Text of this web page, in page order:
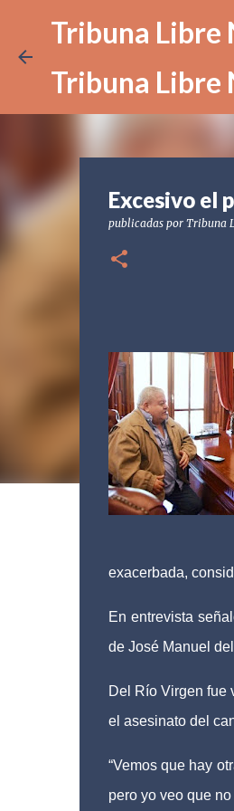
Tribuna Libre
Tribuna Libre
Excesivo el
publicadas por Tribuna
exacerbada,
En entrevista
de José Manuel
Del Río Virgen fue
el asesinato del
“Vemos que hay
pero yo veo que